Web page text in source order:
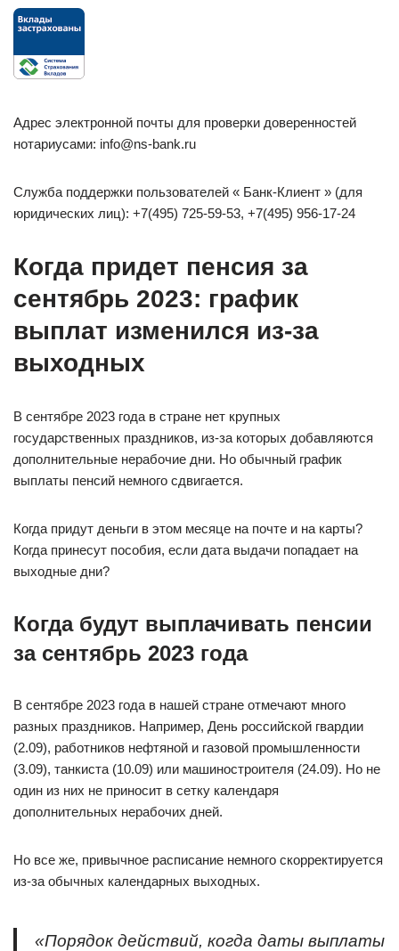
Адрес электронной почты для проверки доверенностей
нотариусами: info@ns-bank.ru
Служба поддержки пользователей « Банк-Клиент » (для
юридических лиц): +7(495) 725-59-53, +7(495) 956-17-24
Когда придет пенсия за
сентябрь 2023: график
выплат изменился из-за
выходных
В сентябре 2023 года в стране нет крупных
государственных праздников, из-за которых добавляются
дополнительные нерабочие дни. Но обычный график
выплаты пенсий немного сдвигается.
Когда придут деньги в этом месяце на почте и на карты?
Когда принесут пособия, если дата выдачи попадает на
выходные дни?
Когда будут выплачивать пенсии
за сентябрь 2023 года
В сентябре 2023 года в нашей стране отмечают много
разных праздников. Например, День российской гвардии
(2.09), работников нефтяной и газовой промышленности
(3.09), танкиста (10.09) или машиностроителя (24.09). Но не
один из них не приносит в сетку календаря
дополнительных нерабочих дней.
Но все же, привычное расписание немного скорректируется
из-за обычных календарных выходных.
«Порядок действий, когда даты выплаты